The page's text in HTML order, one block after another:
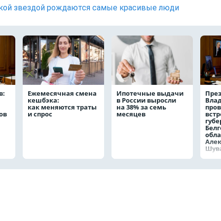
звездой рождаются самые красивые люди
Ежемесячная смена
кешбэка:
как меняются траты
и спрос
Ипотечные выдачи
в России выросли
на 38% за семь
месяцев